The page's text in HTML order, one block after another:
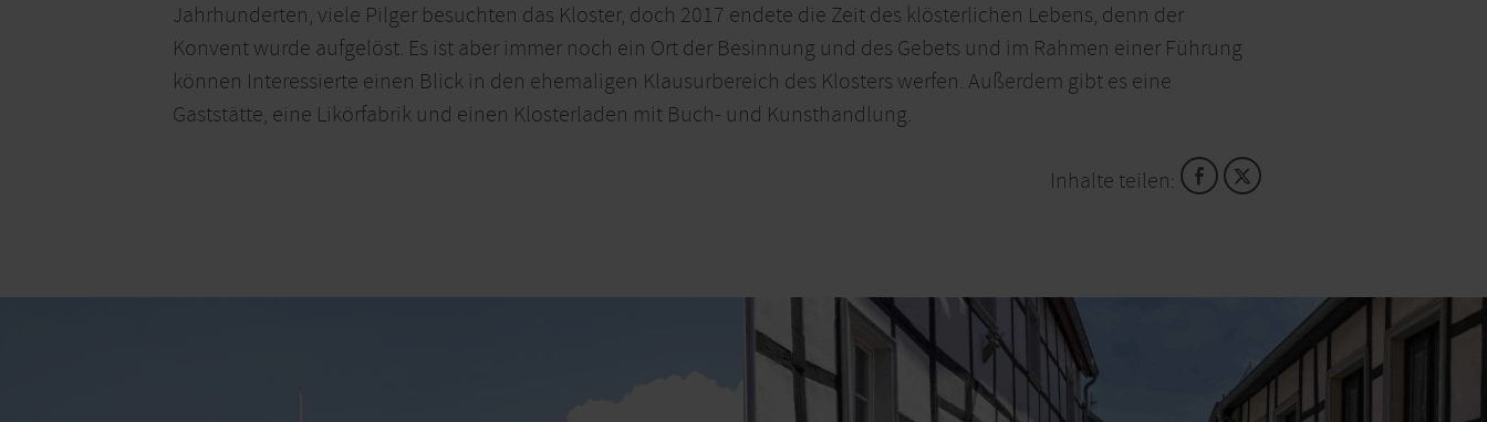
Jahrhunderten, viele Pilger besuchten das Kloster, doch 2017 endete die Zeit des klösterlichen Lebens, denn der
Konvent wurde aufgelöst. Es ist aber immer noch ein Ort der Besinnung und des Gebets und im Rahmen einer Führung
können Interessierte einen Blick in den ehemaligen Klausurbereich des Klosters werfen. Außerdem gibt es eine
Gaststätte, eine Likörfabrik und einen Klosterladen mit Buch- und Kunsthandlung.
Inhalte teilen: